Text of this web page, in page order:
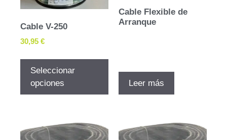
Cable V-250
30,95 €
Seleccionar
opciones
Cable Flexible de
Arranque
Leer más